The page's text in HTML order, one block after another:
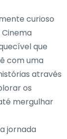
curioso
Cinema
que
com uma
através
os
mergulhar
jornada